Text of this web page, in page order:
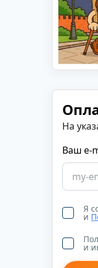
На
Ваш e-
Я
и
и